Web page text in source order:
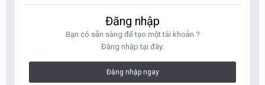
Đăng nhập
Bạn có sẵn sàng để tạo một tài khoản ?
Đăng nhập tại đây.
Đăng nhập ngay